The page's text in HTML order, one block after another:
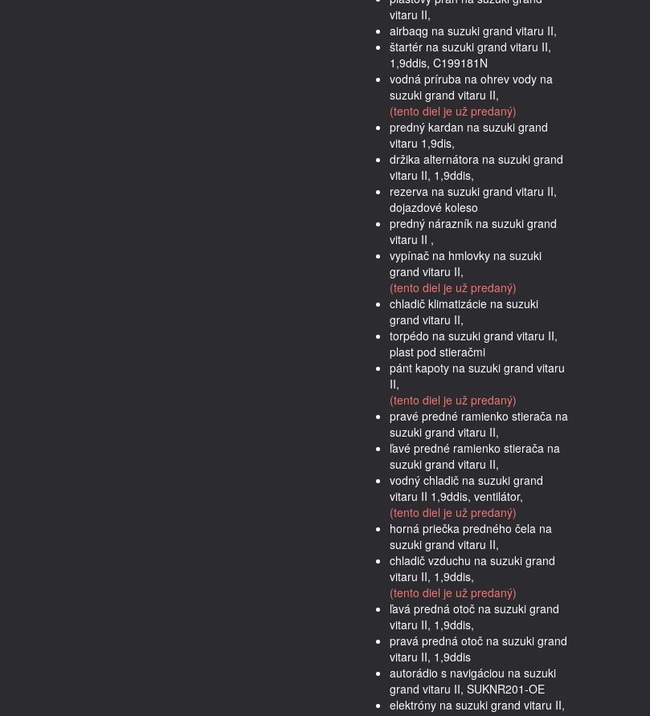
vitaru II,
airbaqg na suzuki grand vitaru II,
štartér na suzuki grand vitaru II,
1,9ddis, C199181N
vodná príruba na ohrev vody na
suzuki grand vitaru II,
(tento diel je už predaný)
predný kardan na suzuki grand
vitaru 1,9dis,
držika alternátora na suzuki grand
vitaru II, 1,9ddis,
rezerva na suzuki grand vitaru II,
dojazdové koleso
predný nárazník na suzuki grand
vitaru II ,
vypínač na hmlovky na suzuki
grand vitaru II,
(tento diel je už predaný)
chladič klimatizácie na suzuki
grand vitaru II,
torpédo na suzuki grand vitaru II,
plast pod stieračmi
pánt kapoty na suzuki grand vitaru
II,
(tento diel je už predaný)
pravé predné ramienko stierača na
suzuki grand vitaru II,
ľavé predné ramienko stierača na
suzuki grand vitaru II,
vodný chladič na suzuki grand
vitaru II 1,9ddis, ventilátor,
(tento diel je už predaný)
horná priečka predného čela na
suzuki grand vitaru II,
chladič vzduchu na suzuki grand
vitaru II, 1,9ddis,
(tento diel je už predaný)
ľavá predná otoč na suzuki grand
vitaru II, 1,9ddis,
pravá predná otoč na suzuki grand
vitaru II, 1,9ddis
autorádio s navigáciou na suzuki
grand vitaru II, SUKNR201-OE
elektróny na suzuki grand vitaru II,